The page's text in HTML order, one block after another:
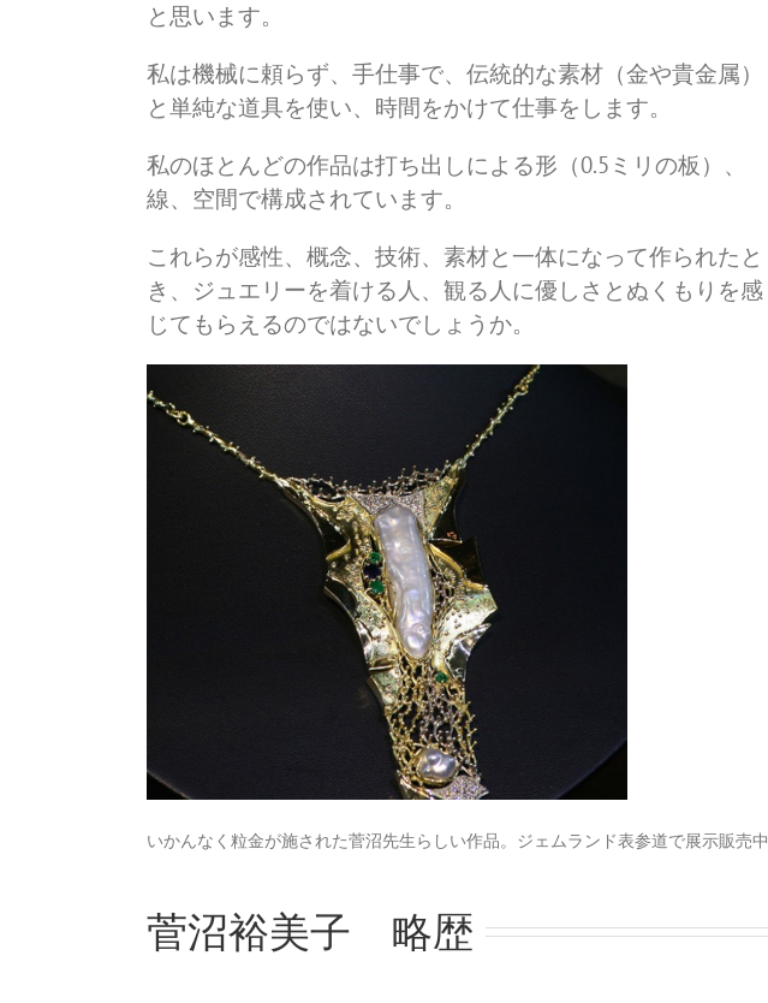
と思います。
私は機械に頼らず、手仕事で、伝統的な素材（金や貴金属）
と単純な道具を使い、時間をかけて仕事をします。
私のほとんどの作品は打ち出しによる形（0.5ミリの板）、
線、空間で構成されています。
これらが感性、概念、技術、素材と一体になって作られたと
き、ジュエリーを着ける人、観る人に優しさとぬくもりを感
じてもらえるのではないでしょうか。
いかんなく粒金が施された菅沼先生らしい作品。ジェムランド表参道で展示販売中
菅沼裕美子 略歴